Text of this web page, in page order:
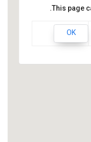
This page
OK